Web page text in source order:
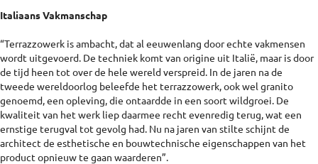
Italiaans Vakmanschap
“Terrazzowerk is ambacht, dat al eeuwenlang door echte vakmensen
wordt uitgevoerd. De techniek komt van origine uit Italië, maar is door
de tijd heen tot over de hele wereld verspreid. In de jaren na de
tweede wereldoorlog beleefde het terrazzowerk, ook wel granito
genoemd, een opleving, die ontaardde in een soort wildgroei. De
kwaliteit van het werk liep daarmee recht evenredig terug, wat een
ernstige terugval tot gevolg had. Nu na jaren van stilte schijnt de
architect de esthetische en bouwtechnische eigenschappen van het
product opnieuw te gaan waarderen”.